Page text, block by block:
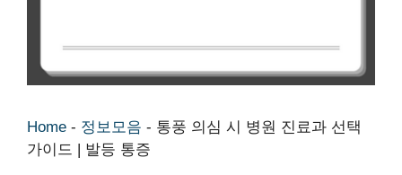
Home - 정보모음 - 통풍 의심 시 병원 진료과 선택
가이드 | 발등 통증